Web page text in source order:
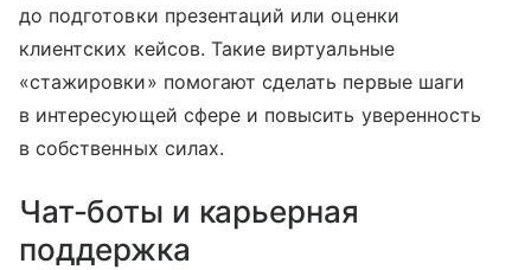
до подготовки презентаций или оценки
клиентских кейсов. Такие виртуальные
«стажировки» помогают сделать первые шаги
в интересующей сфере и повысить уверенность
в собственных силах.
Чат-боты и карьерная
поддержка